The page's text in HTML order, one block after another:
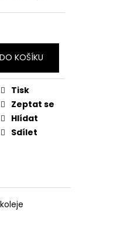
DO KOŠÍKU
Tisk
Zeptat se
Hlídat
Sdílet